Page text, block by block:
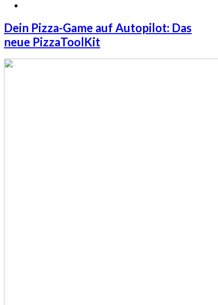
Dein Pizza-Game auf Autopilot: Das
neue PizzaToolKit